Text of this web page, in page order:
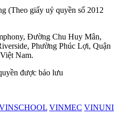
(Theo giấy uỷ quyền số 2012
Đường Chu Huy Mân,
Phường Phúc Lợi, Quận
Nam.
được bảo lưu
VINMEC VINUNI